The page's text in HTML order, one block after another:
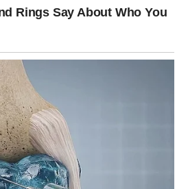
donosi brza rješenja ili lake
moraju mnogo raditi, ulagati trud i
ogromna upornost i disciplina.
ciljeva i spremni su da korak po